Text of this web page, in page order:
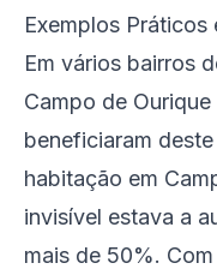
Exemplos Práticos
Em vários bairros
Campo de
beneficiaram
habitação em
invisível estava a
mais de 50%.